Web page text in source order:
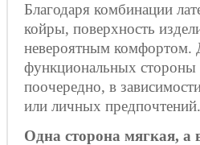
Благодаря комбинации
койры, поверхность
невероятным комфортом.
функциональных стороны
поочередно, в
или личных предпочтений.
Одна сторона мягкая, а